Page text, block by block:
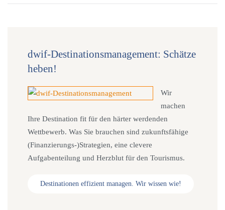
dwif-Destinationsmanagement: Schätze
heben!
Wir
machen
Ihre Destination fit für den härter werdenden
Wettbewerb. Was Sie brauchen sind zukunftsfähige
(Finanzierungs-)Strategien, eine clevere
Aufgabenteilung und Herzblut für den Tourismus.
Destinationen effizient managen. Wir wissen wie!